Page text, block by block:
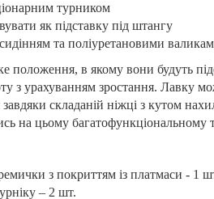
турником
як підставку під штангу
та поліуретановими
положення, в якому вони будуть
з урахуванням зростання. Лавку
складаній ніжці з кутом
на цьому багатофункціональному
з покриттям із платмаси - 1
– 2 шт.